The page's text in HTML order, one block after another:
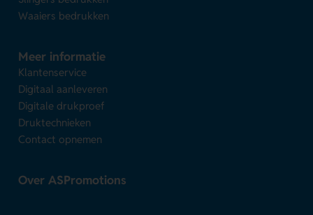
Waaiers bedrukken
Meer informatie
Klantenservice
Digitaal aanleveren
Digitale drukproef
Druktechnieken
Contact opnemen
Over ASPromotions